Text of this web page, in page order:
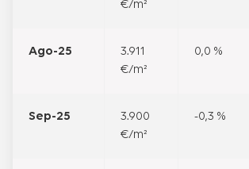
€/m²
Ago-25
3.911
€/m²
0,0 %
Sep-25
3.900
€/m²
-0,3 %